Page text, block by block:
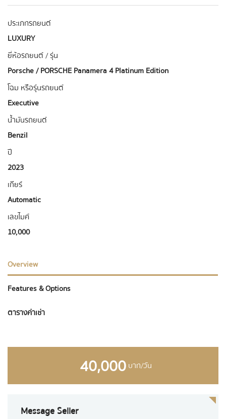
ประเภทรถยนต์
LUXURY
ยี่ห้อรถยนต์ / รุ่น
Porsche / PORSCHE Panamera 4 Platinum Edition
โฉม หรือรุ่นรถยนต์
Executive
น้ำมันรถยนต์
Benzil
ปี
2023
เกียร์
Automatic
เลขไมค์
10,000
Overview
Features & Options
ตารางค่าเช่า
40,000บาท/วัน
Message Seller